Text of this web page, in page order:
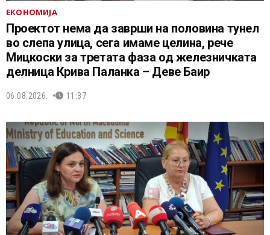
ЕКОНОМИЈА
Проектот нема да заврши на половина тунел
во слепа улица, сега имаме целина, рече
Мицкоски за третата фаза од железничката
делница Крива Паланка – Деве Баир
06.08.2026. 11:37